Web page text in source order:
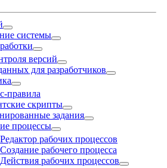
системы
версий
для разработчиков
правила
скрипты
задания
процессы
Редактор рабочих процессов
Создание рабочего процесса
Действия рабочих процессов